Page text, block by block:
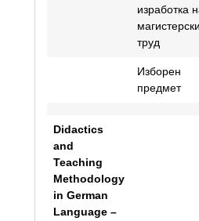
изработка
магистерски
труд
Изборен
предмет
Didactics
and
Teaching
Methodology
in German
Language –